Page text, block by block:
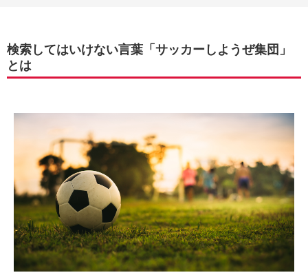
検索してはいけない言葉「サッカーしようぜ集団」
とは